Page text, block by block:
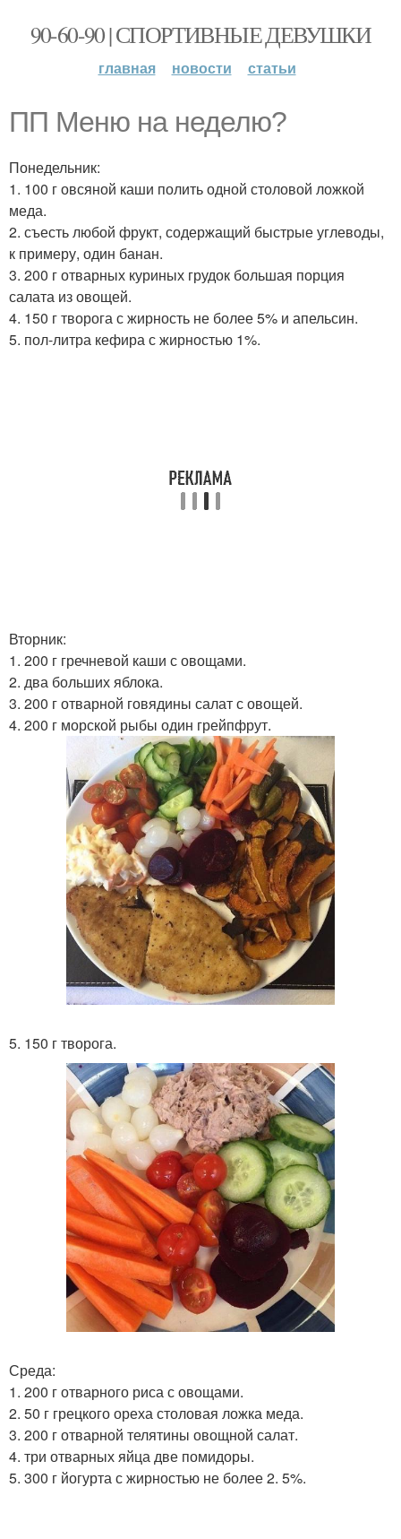
90-60-90 | СПОРТИВНЫЕ ДЕВУШКИ
главная новости статьи
ПП Меню на неделю?
Понедельник:
1. 100 г овсяной каши полить одной столовой ложкой
меда.
2. съесть любой фрукт, содержащий быстрые углеводы,
к примеру, один банан.
3. 200 г отварных куриных грудок большая порция
салата из овощей.
4. 150 г творога с жирность не более 5% и апельсин.
5. пол-литра кефира с жирностью 1%.
Вторник:
1. 200 г гречневой каши с овощами.
2. два больших яблока.
3. 200 г отварной говядины салат с овощей.
4. 200 г морской рыбы один грейпфрут.
5. 150 г творога.
Среда:
1. 200 г отварного риса с овощами.
2. 50 г грецкого ореха столовая ложка меда.
3. 200 г отварной телятины овощной салат.
4. три отварных яйца две помидоры.
5. 300 г йогурта с жирностью не более 2. 5%.